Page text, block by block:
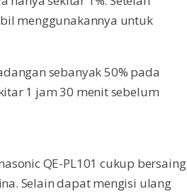
menggunakannya untuk
sebanyak 50% pada
1 jam 30 menit sebelum
QE-PL101 cukup bersaing
Selain dapat mengisi ulang